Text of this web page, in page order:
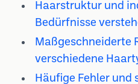
Haarstruktur und
Bedürfnisse
Maßgeschneiderte
verschiedene
Häufige Fehler und